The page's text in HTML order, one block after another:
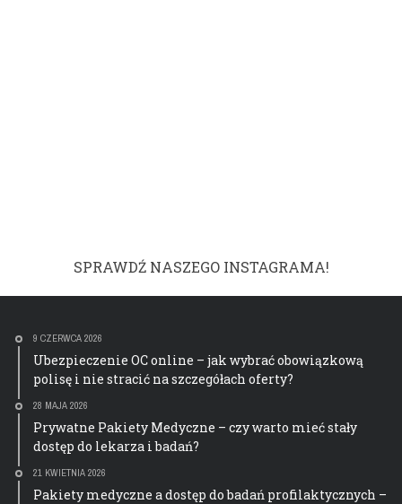
SPRAWDŹ NASZEGO INSTAGRAMA!
9 CZERWCA 2026
Ubezpieczenie OC online – jak wybrać obowiązkową
polisę i nie stracić na szczegółach oferty?
28 MAJA 2026
Prywatne Pakiety Medyczne – czy warto mieć stały
dostęp do lekarza i badań?
21 KWIETNIA 2026
Pakiety medyczne a dostęp do badań profilaktycznych –